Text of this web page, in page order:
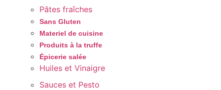
Pâtes fraîches
Sans Gluten
Materiel de cuisine
Produits à la truffe
Épicerie salée
Huiles et Vinaigre
Sauces et Pesto